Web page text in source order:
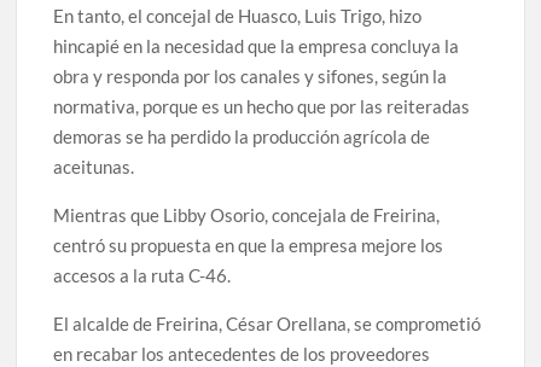
En tanto, el concejal de Huasco, Luis Trigo, hizo
hincapié en la necesidad que la empresa concluya la
obra y responda por los canales y sifones, según la
normativa, porque es un hecho que por las reiteradas
demoras se ha perdido la producción agrícola de
aceitunas.
Mientras que Libby Osorio, concejala de Freirina,
centró su propuesta en que la empresa mejore los
accesos a la ruta C-46.
El alcalde de Freirina, César Orellana, se comprometió
en recabar los antecedentes de los proveedores